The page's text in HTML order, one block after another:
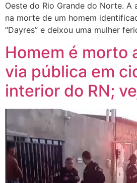
Oeste do Rio Grande do Norte. A
na morte de um homem
“Dayres” e deixou uma mulher
Homem é morto
via pública em
interior do RN;